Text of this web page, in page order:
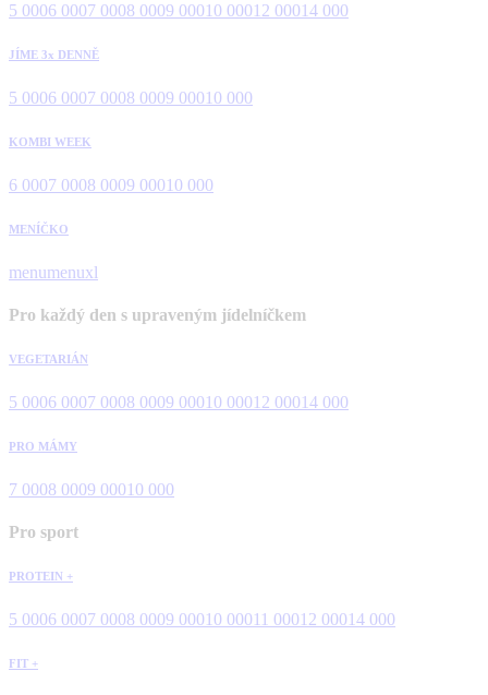
5 0006 0007 0008 0009 00010 00012 00014 000
JÍME 3x DENNĚ
5 0006 0007 0008 0009 00010 000
KOMBI WEEK
6 0007 0008 0009 00010 000
MENÍČKO
menumenuxl
Pro každý den s upraveným jídelníčkem
VEGETARIÁN
5 0006 0007 0008 0009 00010 00012 00014 000
PRO MÁMY
7 0008 0009 00010 000
Pro sport
PROTEIN +
5 0006 0007 0008 0009 00010 00011 00012 00014 000
FIT +